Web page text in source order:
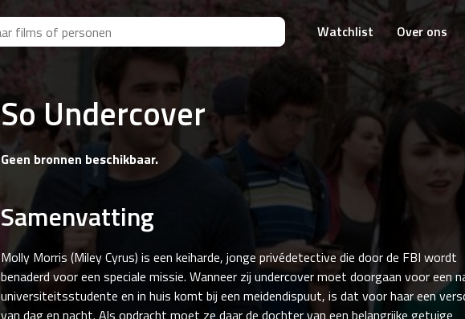
Watchlist Over ons
So Undercover
Geen bronnen beschikbaar.
Samenvatting
Molly Morris (Miley Cyrus) is een keiharde, jonge privédetective die door de FBI wordt
benaderd voor een speciale missie. Wanneer zij undercover moet doorgaan voor een
universiteitsstudente en in huis komt bij een meidendispuut, is dat voor haar een
van dag en nacht. Als opdracht moet ze daar de dochter van een belangrijke getuige